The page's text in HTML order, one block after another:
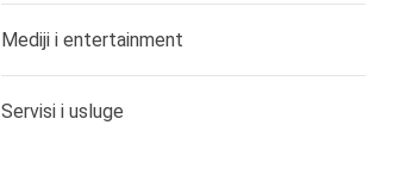
Mediji i entertainment
Servisi i usluge